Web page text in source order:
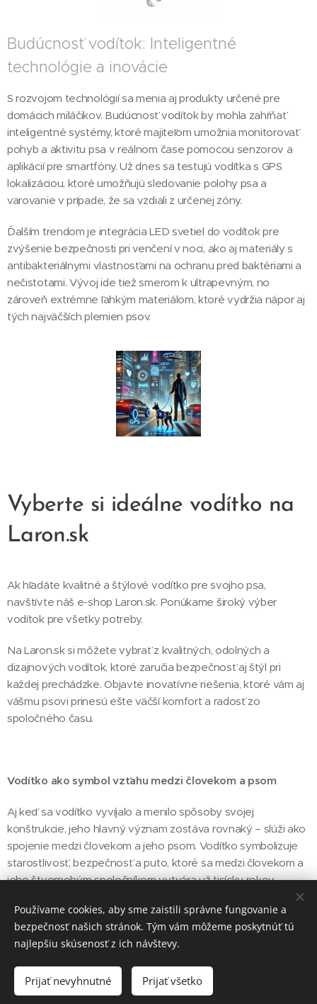
Budúcnosť vodítok: Inteligentné
technológie a inovácie
S rozvojom technológií sa menia aj produkty určené pre
domácich miláčikov. Budúcnosť vodítok by mohla zahŕňať
inteligentné systémy, ktoré majiteľom umožnia monitorovať
pohyb a aktivitu psa v reálnom čase pomocou senzorov a
aplikácií pre smartfóny. Už dnes sa testujú vodítka s GPS
lokalizáciou, ktoré umožňujú sledovanie polohy psa a
varovanie v prípade, že sa vzdiali z určenej zóny.
Ďalším trendom je integrácia LED svetiel do vodítok pre
zvýšenie bezpečnosti pri venčení v noci, ako aj materiály s
antibakteriálnymi vlastnosťami na ochranu pred baktériami a
nečistotami. Vývoj ide tiež smerom k ultrapevným, no
zároveň extrémne ľahkým materiálom, ktoré vydržia nápor aj
tých najväčších plemien psov.
Vyberte si ideálne vodítko na
Laron.sk
Ak hľadáte kvalitné a štýlové vodítko pre svojho psa,
navštívte náš e-shop Laron.sk. Ponúkame široký výber
vodítok pre všetky potreby.
Na Laron.sk si môžete vybrať z kvalitných, odolných a
dizajnových vodítok, ktoré zaručia bezpečnosť aj štýl pri
každej prechádzke. Objavte inovatívne riešenia, ktoré vám aj
vášmu psovi prinesú ešte väčší komfort a radosť zo
spoločného času.
Vodítko ako symbol vzťahu medzi človekom a psom
Aj keď sa vodítko vyvíjalo a menilo spôsoby svojej
konštrukcie, jeho hlavný význam zostáva rovnaký – slúži ako
spojenie medzi človekom a jeho psom. Vodítko symbolizuje
starostlivosť, bezpečnosť a puto, ktoré sa medzi človekom a
jeho štvornohým spoločníkom vytvára už tisícky rokov.
Share
Používame cookies, aby sme zaistili správne fungovanie a
bezpečnosť našich stránok. Tým vám môžeme poskytnúť tú
najlepšiu skúsenosť z ich návštevy.
Prijať nevyhnutné Prijať všetko